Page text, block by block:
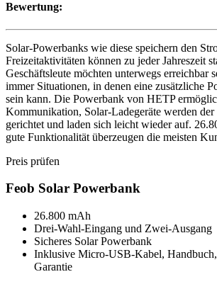
Bewertung:
Solar-Powerbanks wie diese speichern den
Freizeitaktivitäten können zu jeder Jahreszeit
Geschäftsleute möchten unterwegs erreichbar
immer Situationen, in denen eine zusätzliche
sein kann. Die Powerbank von HETP
Kommunikation, Solar-Ladegeräte werden der
gerichtet und laden sich leicht wieder auf.
gute Funktionalität überzeugen die meisten
Preis prüfen
Feob Solar Powerbank
26.800 mAh
Drei-Wahl-Eingang und Zwei-Ausgang
Sicheres Solar Powerbank
Inklusive Micro-USB-Kabel,
Garantie